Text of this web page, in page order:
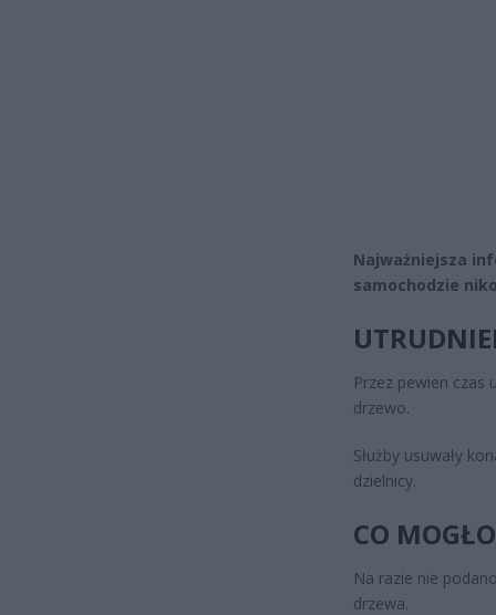
Najważniejsza
samochodzie
Przez pewien czas
drzewo.
Służby usuwały
dzielnicy.
CO
Na razie nie
drzewa.